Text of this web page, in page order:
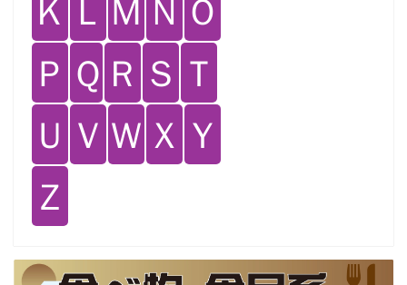
Ｋ Ｌ Ｍ Ｎ Ｏ
Ｐ Ｑ Ｒ Ｓ Ｔ
Ｕ Ｖ Ｗ Ｘ Ｙ
Ｚ